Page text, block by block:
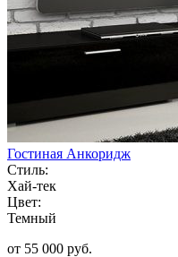
Гостиная Анкоридж
Стиль:
Хай-тек
Цвет:
Темный
от 55 000 руб.